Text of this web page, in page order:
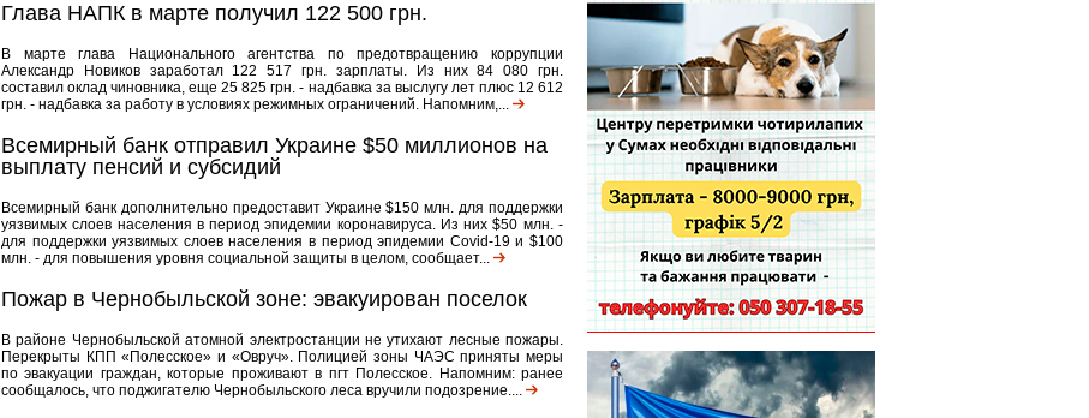
Глава НАПК в марте получил 122 500 грн.
В марте глава Национального агентства по предотвращению коррупции
Александр Новиков заработал 122 517 грн. зарплаты. Из них 84 080 грн.
составил оклад чиновника, еще 25 825 грн. - надбавка за выслугу лет плюс 12 612
грн. - надбавка за работу в условиях режимных ограничений. Напомним,...
Всемирный банк отправил Украине $50 миллионов на
выплату пенсий и субсидий
Всемирный банк дополнительно предоставит Украине $150 млн. для поддержки
уязвимых слоев населения в период эпидемии коронавируса. Из них $50 млн. -
для поддержки уязвимых слоев населения в период эпидемии Covid-19 и $100
млн. - для повышения уровня социальной защиты в целом, сообщает...
Пожар в Чернобыльской зоне: эвакуирован поселок
В районе Чернобыльской атомной электростанции не утихают лесные пожары.
Перекрыты КПП «Полесское» и «Овруч». Полицией зоны ЧАЭС приняты меры
по эвакуации граждан, которые проживают в пгт Полесское. Напомним: ранее
сообщалось, что поджигателю Чернобыльского леса вручили подозрение....